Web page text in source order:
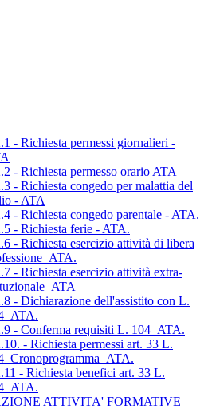
- Richiesta permessi giornalieri -
- Richiesta permesso orario ATA
- Richiesta congedo per malattia del
- ATA
- Richiesta congedo parentale - ATA.
- Richiesta ferie - ATA.
- Richiesta esercizio attività di libera
- Richiesta esercizio attività extra-
- Dichiarazione dell'assistito con L.
- Conferma requisiti L. 104_ATA.
- Richiesta permessi art. 33 L.
- Richiesta benefici art. 33 L.
ATTIVITA' FORMATIVE